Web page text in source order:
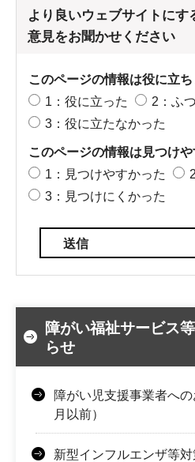
より良いウェブサイトにす
意見をお聞かせください
このページの情報は役に立ち
1：役に立った
2：ふ
3：役に立たなかった
このページの情報は見つけ
1：見つけやすかった
3：見つけにくかった
障がい福祉サービス
らせ
障がい児支援事業者へ
月以前）
新型インフルエンザ等